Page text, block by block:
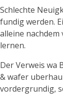
Schlechte
fundig werden.
alleine nachdem
lernen.
Der Verweis wa
& wafer
vordergrundig,